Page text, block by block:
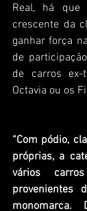
Real, há que
crescente da
ganhar força
de
de carros ex-
Octavia ou os
“Com pódio,
próprias, a
vários
provenientes